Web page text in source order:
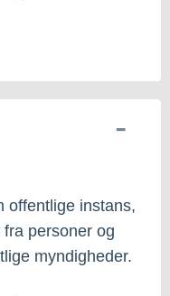
offentlige instans,
personer og
myndigheder.